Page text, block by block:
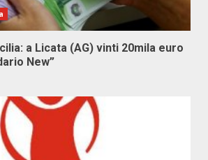
a Licata (AG) vinti 20mila euro
New”